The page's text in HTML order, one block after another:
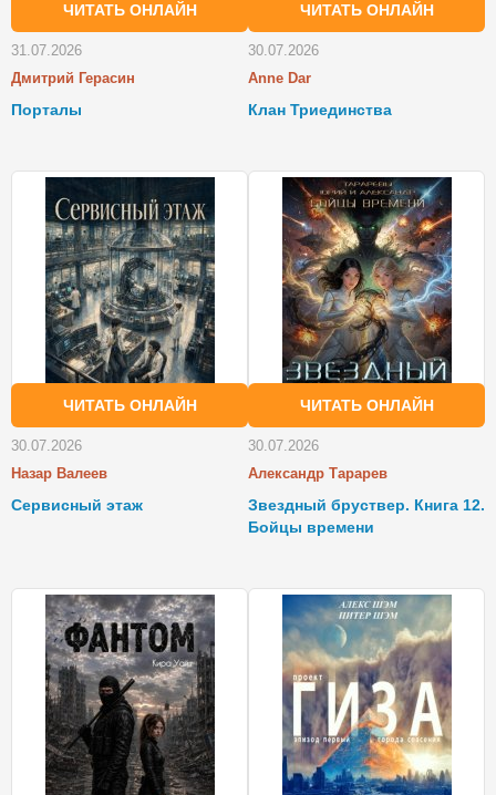
ЧИТАТЬ ОНЛАЙН
31.07.2026
Дмитрий Герасин
Порталы
ЧИТАТЬ ОНЛАЙН
30.07.2026
Anne Dar
Клан Триединства
ЧИТАТЬ ОНЛАЙН
30.07.2026
Назар Валеев
Сервисный этаж
ЧИТАТЬ ОНЛАЙН
30.07.2026
Александр Тарарев
Звездный бруствер. Книга 12.
Бойцы времени